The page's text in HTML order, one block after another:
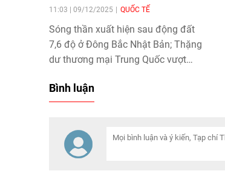
11:03 | 09/12/2025 QUỐC TẾ
Sóng thần xuất hiện sau động đất
7,6 độ ở Đông Bắc Nhật Bản; Thặng
dư thương mại Trung Quốc vượt
hiện ủng hộ mạnh mẽ Tổng thống
Zelensky tại London... là những tin
Bình luận